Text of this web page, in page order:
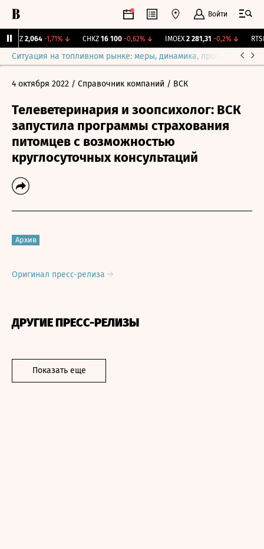
Войти
2,064 -1,71%↓ CHKZ 16 100 -0,62%↓ IMOEX 2 281,31 -0,2%↓ RTSI
Ситуация на топливном рынке: меры, динамика, прогнозы
4 октября 2022 / Справочник компаний / ВСК
Телеветеринария и зоопсихолог: ВСК
запустила программы страхования
питомцев с возможностью
круглосуточных консультаций
Архив
Оригинал пресс-релиза
ДРУГИЕ ПРЕСС-РЕЛИЗЫ
Показать еще